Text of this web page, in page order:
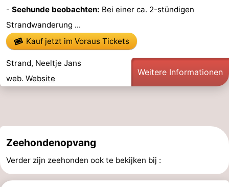
- Seehunde beobachten: Bei einer ca. 2-stündigen
Strandwanderung ...
Kauf jetzt im Voraus Tickets
Strand, Neeltje Jans
web. Website
Weitere Informationen
Zeehondenopvang
Verder zijn zeehonden ook te bekijken bij :